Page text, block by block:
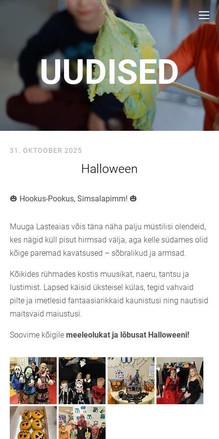
UUDISED
31. OKTOOBER 2025
Halloween
🎃 Hookus-Pookus, Simsalapimm! 🎃
Muuga Lasteaias võis täna näha palju müstilisi olendeid,
kes nägid küll pisut hirmsad välja, aga kelle südames olid
kõige paremad kavatsused – sõbralikud ja armsad.
Kõikides rühmades kostis muusikat, naeru, tantsu ja
lustimist. Lapsed käisid üksteisel külas, tegid vahvaid
pilte ja imetlesid fantaasiarikkaid kaunistusi ning nautisid
maitsvaid maiustusi.
Soovime kõigile meeleolukat ja lõbusat Halloweeni!